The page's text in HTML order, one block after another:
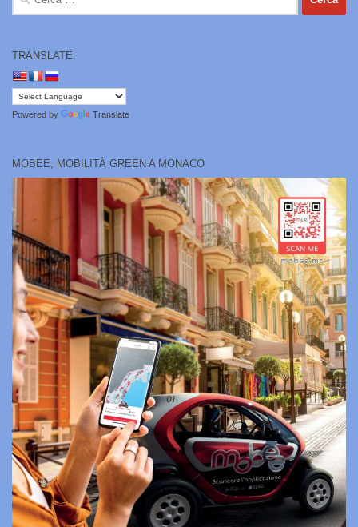
TRANSLATE:
Powered by Translate
MOBEE, MOBILITÀ GREEN A MONACO